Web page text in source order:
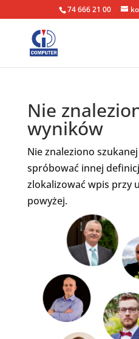
74 666 21 00
Nie
wyników
Nie znaleziono
spróbować innej
zlokalizować wpis przy
powyżej.